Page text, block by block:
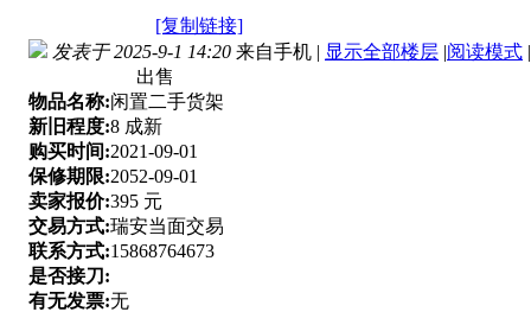
[复制链接]
发表于 2025-9-1 14:20 来自手机 | 显示全部楼层 |阅读模式 |
出售
物品名称:闲置二手货架
新旧程度:8 成新
购买时间:2021-09-01
保修期限:2052-09-01
卖家报价:395 元
交易方式:瑞安当面交易
联系方式:15868764673
是否接刀:
有无发票:无